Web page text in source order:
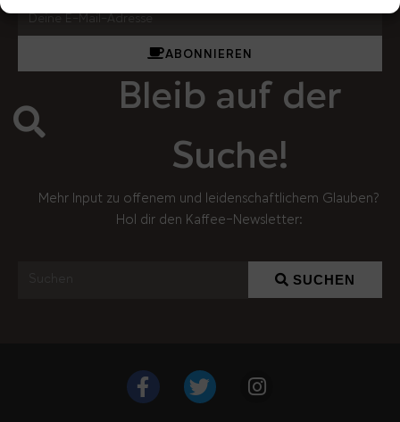
ABONNIEREN
Bleib auf der
Suche!
Mehr Input zu offenem und leidenschaftlichem Glauben?
Hol dir den Kaffee-Newsletter:
SUCHEN